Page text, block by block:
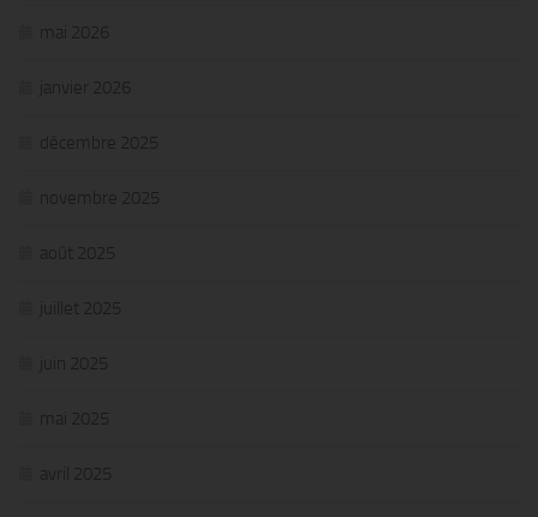
mai 2026
janvier 2026
décembre 2025
novembre 2025
août 2025
juillet 2025
juin 2025
mai 2025
avril 2025